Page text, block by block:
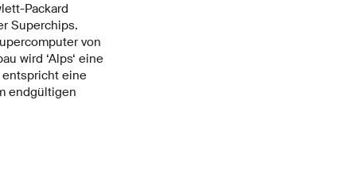
Packard
Superchips.
von
wird ‘Alps‘ eine
entspricht eine
endgültigen